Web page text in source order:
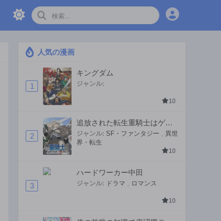
人気の漫画
1
キングダム
ジャンル:
10
2
追放された転生重騎士はゲー
ム知識で無双する
ジャンル: SF・ファンタジー
異世
界・転生
10
3
ハードワーカー中田
ジャンル: ドラマ ロマンス
10